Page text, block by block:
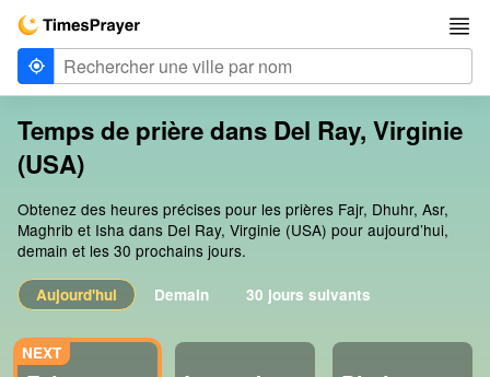
Temps de prière dans Del Ray, Virginie
(USA)
Obtenez des heures précises pour les prières Fajr, Dhuhr, Asr,
Maghrib et Isha dans Del Ray, Virginie (USA) pour aujourd’hui,
demain et les 30 prochains jours.
Aujourd'hui Demain 30 jours suivants